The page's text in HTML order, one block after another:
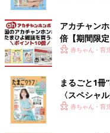
アカチャン
倍【期間限定
赤ちゃん・育
まるごと1冊
〈スペシャ
赤ちゃん・育